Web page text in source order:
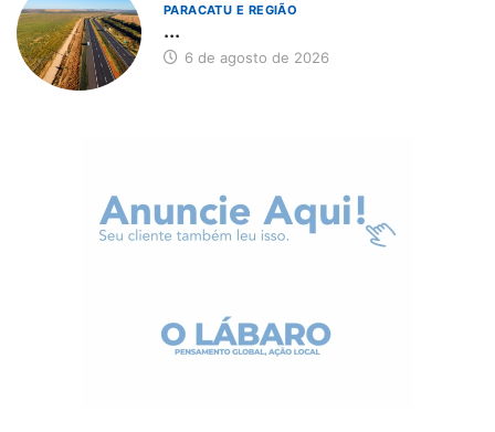
PARACATU E REGIÃO
...
6 de agosto de 2026